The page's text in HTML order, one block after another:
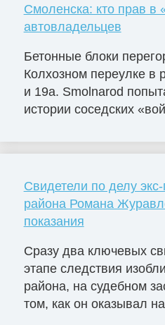
Смоленска: кто прав в
автовладельцев
Бетонные блоки
Колхозном переулке
и 19а. Smolnarod
истории соседских
Свидетели по делу
района Романа
показания
Сразу два ключевых
этапе следствия
района, на судебном
том, как он оказывал